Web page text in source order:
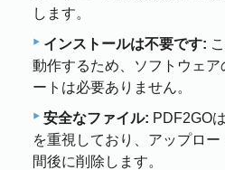
します。
インストールは不要です:
動作するため、ソフトウェ
ートは必要ありません。
安全なファイル: PDF2GO
を重視しており、アップロ
間後に削除します。